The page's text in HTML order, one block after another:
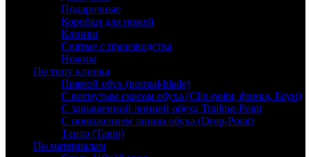
Подарочные
Коробки для ножей
Клинки
Снятые с производства
Ножны
По типу клинка
Прямой обух (normal-blade)
С вогнутым скосом обуха (Clip-point, финка, Боуи)
С завышенной линией обуха Trailing-Point
С понижением линии обуха (Drop-Point)
Танто (Tanto)
По материалам